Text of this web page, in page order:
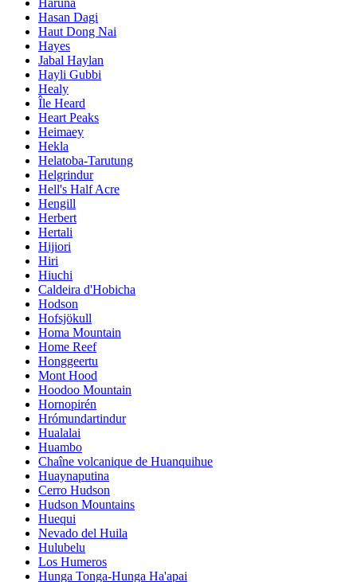
Hasan Dagi
Haut Dong Nai
Hayes
Jabal Haylan
Hayli Gubbi
Healy
Île Heard
Heart Peaks
Heimaey
Hekla
Helatoba-Tarutung
Helgrindur
Hell's Half Acre
Hengill
Herbert
Hertali
Hijiori
Hiri
Hiuchi
Caldeira d'Hobicha
Hodson
Hofsjökull
Homa Mountain
Home Reef
Honggeertu
Mont Hood
Hoodoo Mountain
Hornopirén
Hrómundartindur
Hualalai
Huambo
Chaîne volcanique de Huanquihue
Huaynaputina
Cerro Hudson
Hudson Mountains
Huequi
Nevado del Huila
Hulubelu
Los Humeros
Hunga Tonga-Hunga Ha'apai